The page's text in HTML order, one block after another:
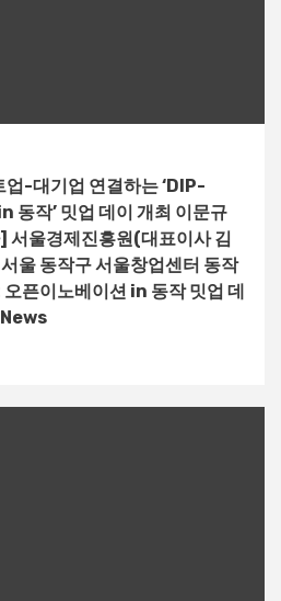
-대기업 연결하는 ‘DIP-
동작’ 밋업 데이 개최 이문규
울경제진흥원(대표이사 김
울 동작구 서울창업센터 동작
픈이노베이션 in 동작 밋업 데
News